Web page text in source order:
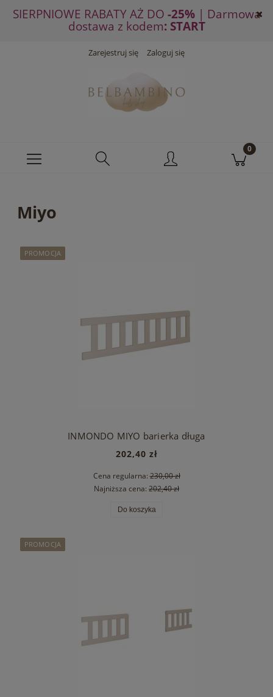
SIERPNIOWE RABATY AŻ DO -25%| Darmowa
dostawa z kodem: START
Zarejestruj się Zaloguj się
Miyo
INMONDO MIYO barierka długa
202,40 zł
Cena regularna:230,00 zł
Najniższa cena: 202,40 zł
Do koszyka
PROMOCJA
PROMOCJA